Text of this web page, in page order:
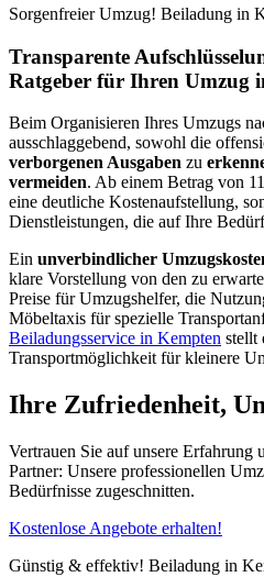
Sorgenfreier Umzug! Beiladung in
Transparente
Ratgeber für Ihren Umzug
Beim Organisieren Ihres Umzugs
ausschlaggebend, sowohl die
verborgenen Ausgaben zu
vermeiden. Ab einem Betrag von
eine deutliche Kostenaufstellung,
Dienstleistungen, die auf Ihre
Ein unverbindlicher
klare Vorstellung von den zu
Preise für Umzugshelfer, die
Möbeltaxis für spezielle
Beiladungsservice in Kempten stellt
Transportmöglichkeit für kleinere
Ihre Zufriedenheit,
Vertrauen Sie auf unsere Erfahrung
Partner: Unsere professionellen
Bedürfnisse zugeschnitten.
Kostenlose Angebote erhalten!
Günstig & effektiv! Beiladung in